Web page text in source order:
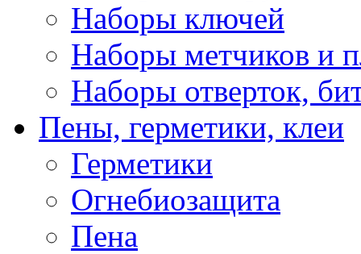
Наборы ключей
Наборы метчиков и
Наборы отверток,
Пены, герметики, клеи
Герметики
Огнебиозащита
Пена